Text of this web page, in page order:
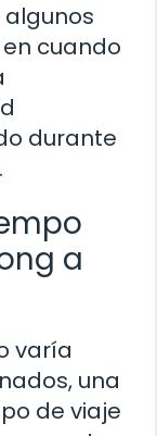
cuando
durante
a
varía
una
de viaje